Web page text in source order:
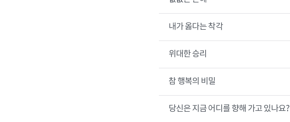
내가 옳다는 착각
위대한 승리
참 행복의 비밀
당신은 지금 어디를 향해 가고 있나요?